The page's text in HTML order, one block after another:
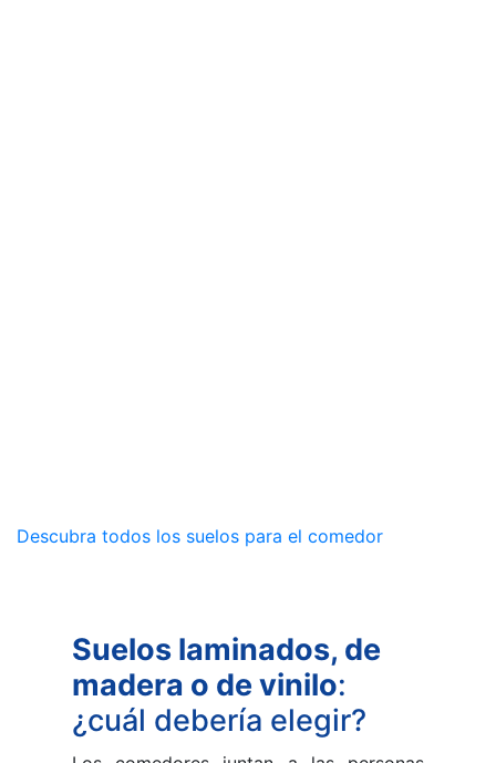
Descubra todos los suelos para el comedor
Suelos laminados, de
madera o de vinilo:
¿cuál debería elegir?